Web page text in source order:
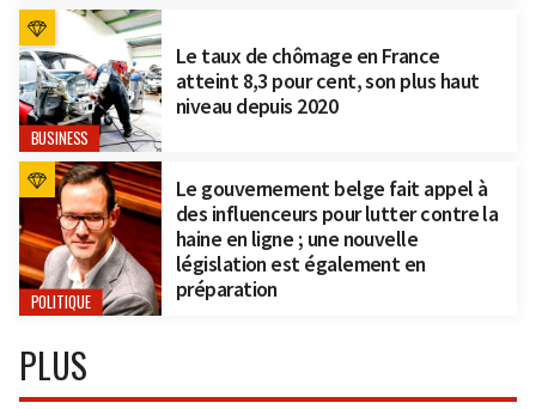
BUSINESS
Le taux de chômage en France
atteint 8,3 pour cent, son plus haut
niveau depuis 2020
POLITIQUE
Le gouvernement belge fait appel à
des influenceurs pour lutter contre la
haine en ligne ; une nouvelle
législation est également en
préparation
PLUS